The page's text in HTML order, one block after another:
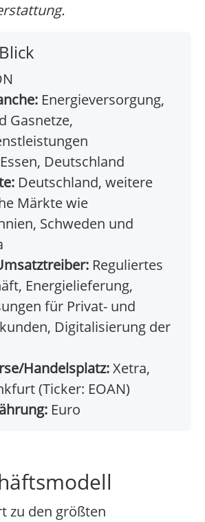
Energieversorgung,
Gasnetze,
Essen, Deutschland
Deutschland, weitere
Märkte wie
Schweden und
Reguliertes
Energielieferung,
für Privat- und
Digitalisierung der
Handelsplatz:Xetra,
(Ticker: EOAN)
Euro
zu den größten